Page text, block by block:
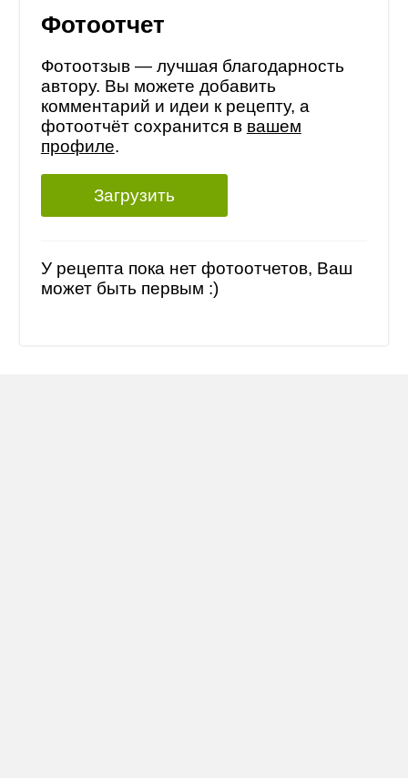
Фотоотчет
Фотоотзыв — лучшая благодарность
автору. Вы можете добавить
комментарий и идеи к рецепту, а
фотоотчёт сохранится в вашем
профиле.
Загрузить
У рецепта пока нет фотоотчетов, Ваш
может быть первым :)